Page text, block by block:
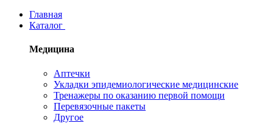
Главная
Каталог
Медицина
Аптечки
Укладки эпидемиологические медицинские
Тренажеры по оказанию первой помощи
Перевязочные пакеты
Другое